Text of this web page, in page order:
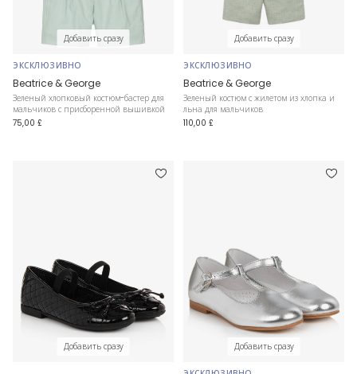
Добавить сразу
ЭКСКЛЮЗИВНО
Beatrice & George
Зеленый хлопковый костюм-бастер для
мальчиков с присборенной вышивкой
75,00 £
Добавить сразу
ЭКСКЛЮЗИВНО
Beatrice & George
Зеленый костюм с жилетом из хлопка и
льна для мальчиков
110,00 £
Добавить сразу Добавить сразу